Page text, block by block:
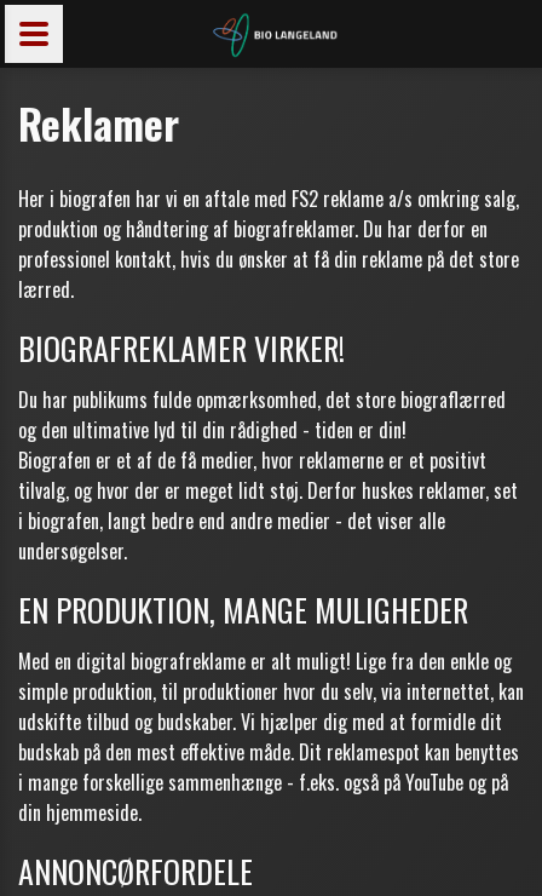
Reklamer
Her i biografen har vi en aftale med FS2 reklame a/s omkring salg,
produktion og håndtering af biografreklamer. Du har derfor en
professionel kontakt, hvis du ønsker at få din reklame på det store
lærred.
BIOGRAFREKLAMER VIRKER!
Du har publikums fulde opmærksomhed, det store biograflærred
og den ultimative lyd til din rådighed - tiden er din!
Biografen er et af de få medier, hvor reklamerne er et positivt
tilvalg, og hvor der er meget lidt støj. Derfor huskes reklamer, set
i biografen, langt bedre end andre medier - det viser alle
undersøgelser.
EN PRODUKTION, MANGE MULIGHEDER
Med en digital biografreklame er alt muligt! Lige fra den enkle og
simple produktion, til produktioner hvor du selv, via internettet, kan
udskifte tilbud og budskaber. Vi hjælper dig med at formidle dit
budskab på den mest effektive måde. Dit reklamespot kan benyttes
i mange forskellige sammenhænge - f.eks. også på YouTube og på
din hjemmeside.
ANNONCØRFORDELE